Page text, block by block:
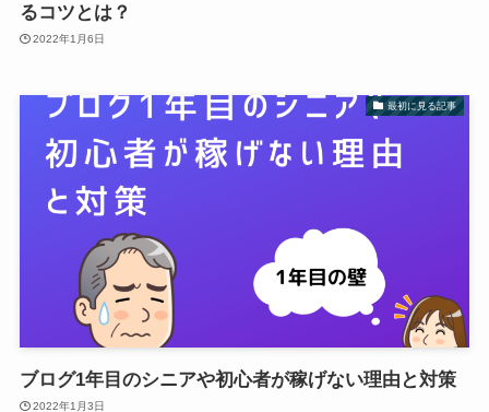
るコツとは？
2022年1月6日
最初に見る記事
ブログ1年目のシニアや初心者が稼げない理由と対策
2022年1月3日